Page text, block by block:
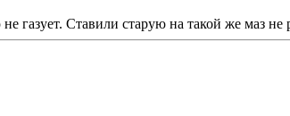
газует. Ставили старую на такой же маз не